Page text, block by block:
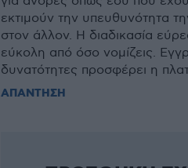
εκτιμούν την υπευθυνότητα
στον άλλον. Η διαδικασία
εύκολη από όσο νομίζεις.
δυνατότητες προσφέρει η
ΑΠΑΝΤΗΣΗ